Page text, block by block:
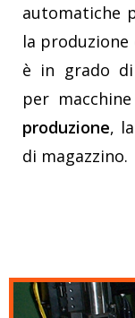
automatiche
la produzione
è in grado
per
produzione, la
di magazzino.